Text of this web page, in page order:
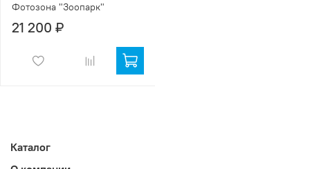
Фотозона "Зоопарк"
21 200 ₽
Каталог